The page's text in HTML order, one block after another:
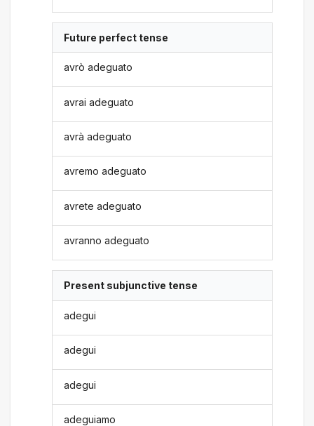
Future perfect tense
avrò adeguato
avrai adeguato
avrà adeguato
avremo adeguato
avrete adeguato
avranno adeguato
Present subjunctive tense
adegui
adegui
adegui
adeguiamo